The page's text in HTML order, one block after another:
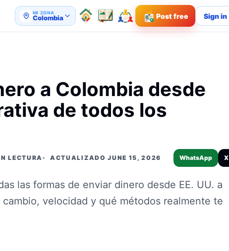
MI ZONA
Colombia Post free Sign in
a Colombia desde
de todos los
LECTURA ACTUALIZADO JUNE 15, 2026 WhatsApp X
las formas de enviar dinero desde EE. UU. a
velocidad y qué métodos realmente te